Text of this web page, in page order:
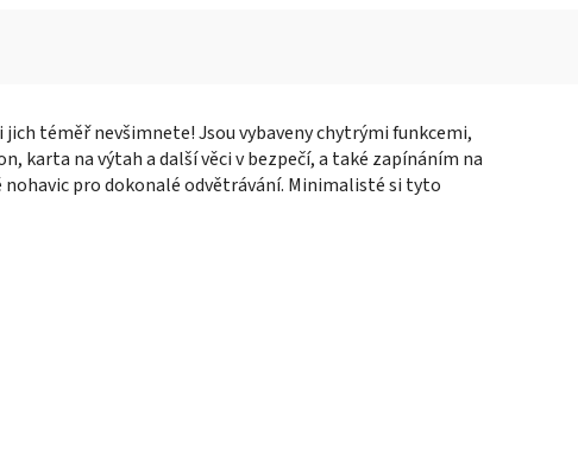
téměř nevšimnete! Jsou vybaveny chytrými funkcemi,
karta na výtah a další věci v bezpečí, a také zapínáním na
pro dokonalé odvětrávání. Minimalisté si tyto